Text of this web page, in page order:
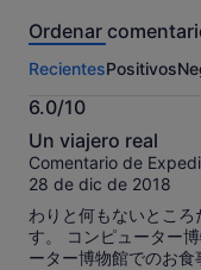
esta
Más
información
sobre
nuestros
comentarios
contrastados.
Ordenar
RecientesPositivos
6.0/10
6.0
sobre
10
Un viajero real
Comentario de
28 de dic de 2018
わりと何もないとこ
す。 コンピューター
ーター博物館でのお食